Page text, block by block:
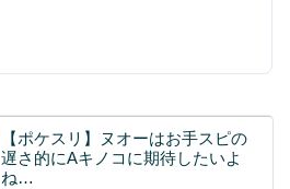
【ポケスリ】ヌオーはお手スピの
遅さ的にAキノコに期待したいよ
ね…